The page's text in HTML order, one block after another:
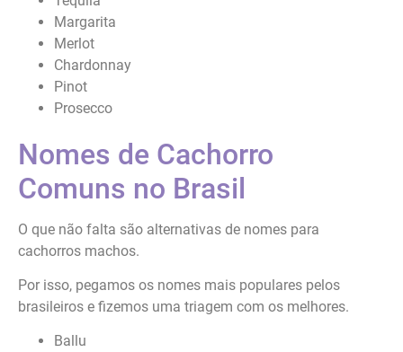
Margarita
Merlot
Chardonnay
Pinot
Prosecco
Nomes de Cachorro
Comuns no Brasil
O que não falta são alternativas de nomes para
cachorros machos.
Por isso, pegamos os nomes mais populares pelos
brasileiros e fizemos uma triagem com os melhores.
Ballu